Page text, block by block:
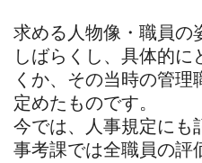
求める人物像・職員の
しばらくし、具体的
くか、その当時の管
定めたものです。
今では、人事規定にも
事考課では全職員の評